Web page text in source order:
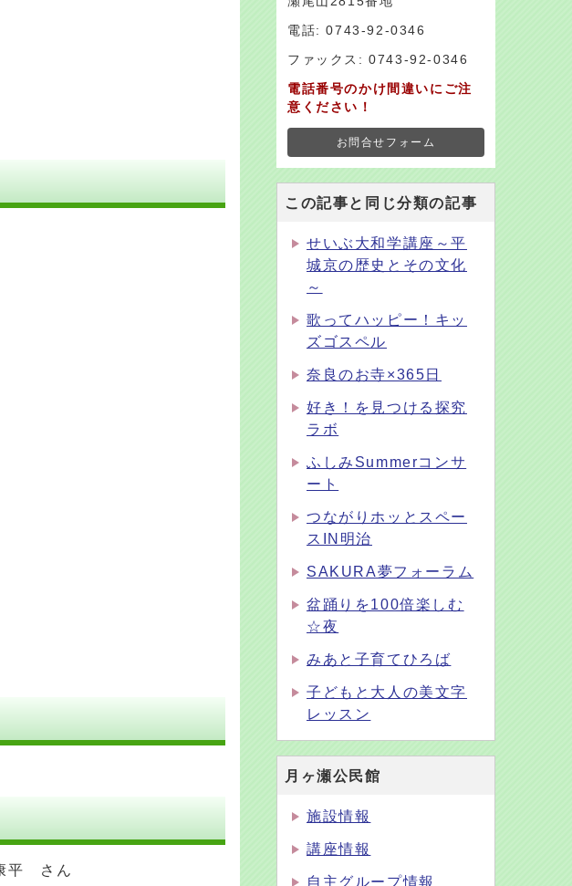
平 さん
電話: 0743-92-0346
ファックス: 0743-92-0346
電話番号のかけ間違いにご注
意ください！
お問合せフォーム
この記事と同じ分類の記事
せいぶ大和学講座～平
城京の歴史とその文化
～
歌ってハッピー！キッ
ズゴスペル
奈良のお寺×365日
好き！を見つける探究
ラボ
ふしみSummerコンサ
ート
つながりホッとスペー
スIN明治
SAKURA夢フォーラム
盆踊りを100倍楽しむ
☆夜
みあと子育てひろば
子どもと大人の美文字
レッスン
月ヶ瀬公民館
施設情報
講座情報
自主グループ情報